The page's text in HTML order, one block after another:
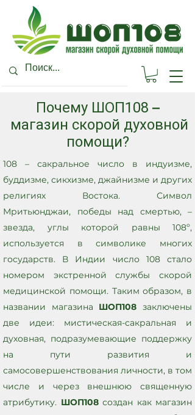
Почему ШОП108 –
магазин скорой духовной
помощи?
108 – сакральное число в индуизме,
буддизме, сикхизме, джайнизме и других
религиях Востока. Символ
Мритьюнджаи, победы над смертью, –
звезда, углы которой равны 108º,
используется в символике многих
государств. В Индии число 108 стало
номером экстренной службы скорой
медицинской помощи. Таким образом, в
названии магазина ШОП108 заключены
две идеи: мистическая-сакральная и
духовная, подразумевающие поддержку
на пути развития и
самосовершенствования личности, в том
числе и через внешнюю священную
атрибутику. ШОП108создан как магазин